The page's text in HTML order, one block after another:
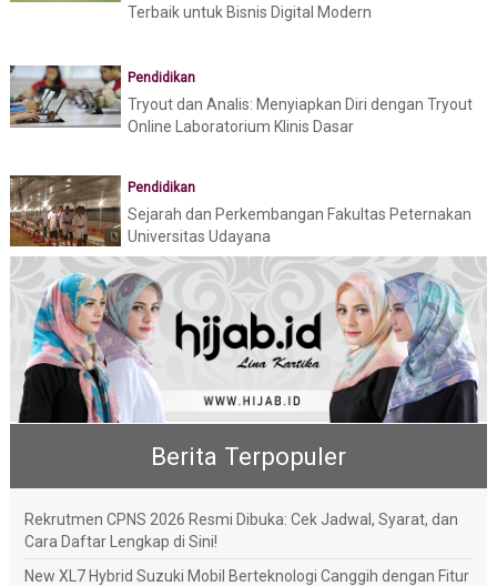
Terbaik untuk Bisnis Digital Modern
Pendidikan
Tryout dan Analis: Menyiapkan Diri dengan Tryout
Online Laboratorium Klinis Dasar
Pendidikan
Sejarah dan Perkembangan Fakultas Peternakan
Universitas Udayana
Berita Terpopuler
Rekrutmen CPNS 2026 Resmi Dibuka: Cek Jadwal, Syarat, dan
Cara Daftar Lengkap di Sini!
New XL7 Hybrid Suzuki Mobil Berteknologi Canggih dengan Fitur